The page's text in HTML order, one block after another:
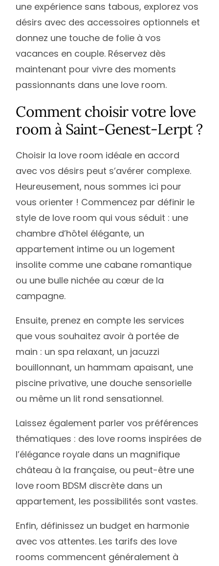
une expérience sans tabous, explorez vos
désirs avec des accessoires optionnels et
donnez une touche de folie à vos
vacances en couple. Réservez dès
maintenant pour vivre des moments
passionnants dans une love room.
Comment choisir votre love
room à Saint-Genest-Lerpt ?
Choisir la love room idéale en accord
avec vos désirs peut s’avérer complexe.
Heureusement, nous sommes ici pour
vous orienter ! Commencez par définir le
style de love room qui vous séduit : une
chambre d’hôtel élégante, un
appartement intime ou un logement
insolite comme une cabane romantique
ou une bulle nichée au cœur de la
campagne.
Ensuite, prenez en compte les services
que vous souhaitez avoir à portée de
main : un spa relaxant, un jacuzzi
bouillonnant, un hammam apaisant, une
piscine privative, une douche sensorielle
ou même un lit rond sensationnel.
Laissez également parler vos préférences
thématiques : des love rooms inspirées de
l’élégance royale dans un magnifique
château à la française, ou peut-être une
love room BDSM discrète dans un
appartement, les possibilités sont vastes.
Enfin, définissez un budget en harmonie
avec vos attentes. Les tarifs des love
rooms commencent généralement à